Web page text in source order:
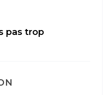
pas trop